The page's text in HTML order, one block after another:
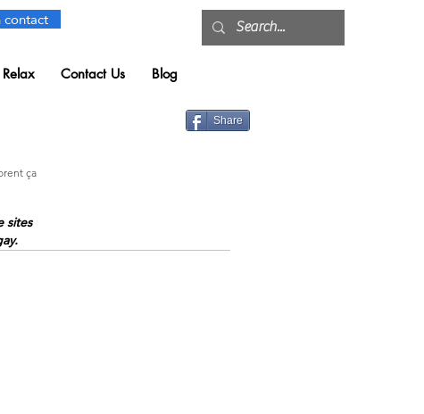
contact
Relax Contact Us Blog
Share
ça
adorent ça
sites